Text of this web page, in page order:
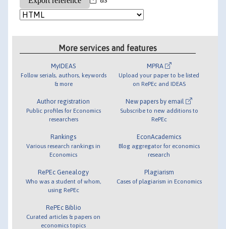
More services and features
MyIDEAS
Follow serials, authors, keywords
& more
Author registration
Public profiles for Economics
researchers
Rankings
Various research rankings in
Economics
RePEc Genealogy
Who was a student of whom,
using RePEc
RePEc Biblio
Curated articles & papers on
economics topics
MPRA
Upload your paper to be listed
on RePEc and IDEAS
New papers by email
Subscribe to new additions to
RePEc
EconAcademics
Blog aggregator for economics
research
Plagiarism
Cases of plagiarism in Economics